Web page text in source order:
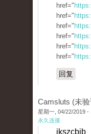
href="
href="
href="
href="
href="
href="
回复
Camsluts (未
星期一, 04/22/2019 -
永久连接
ikszcbjb